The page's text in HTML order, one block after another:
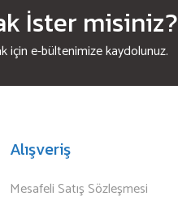
İster misiniz?
için e-bültenimize kaydolunuz.
Alışveriş
Mesafeli Satış Sözleşmesi